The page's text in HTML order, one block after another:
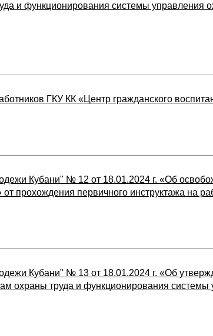
и функционирования системы управления
ГКУ КК «Центр гражданского
Кубани" № 12 от 18.01.2024 г. «Об
прохождения первичного инструктажа на
Кубани" № 13 от 18.01.2024 г. «Об
охраны труда и функционирования системы